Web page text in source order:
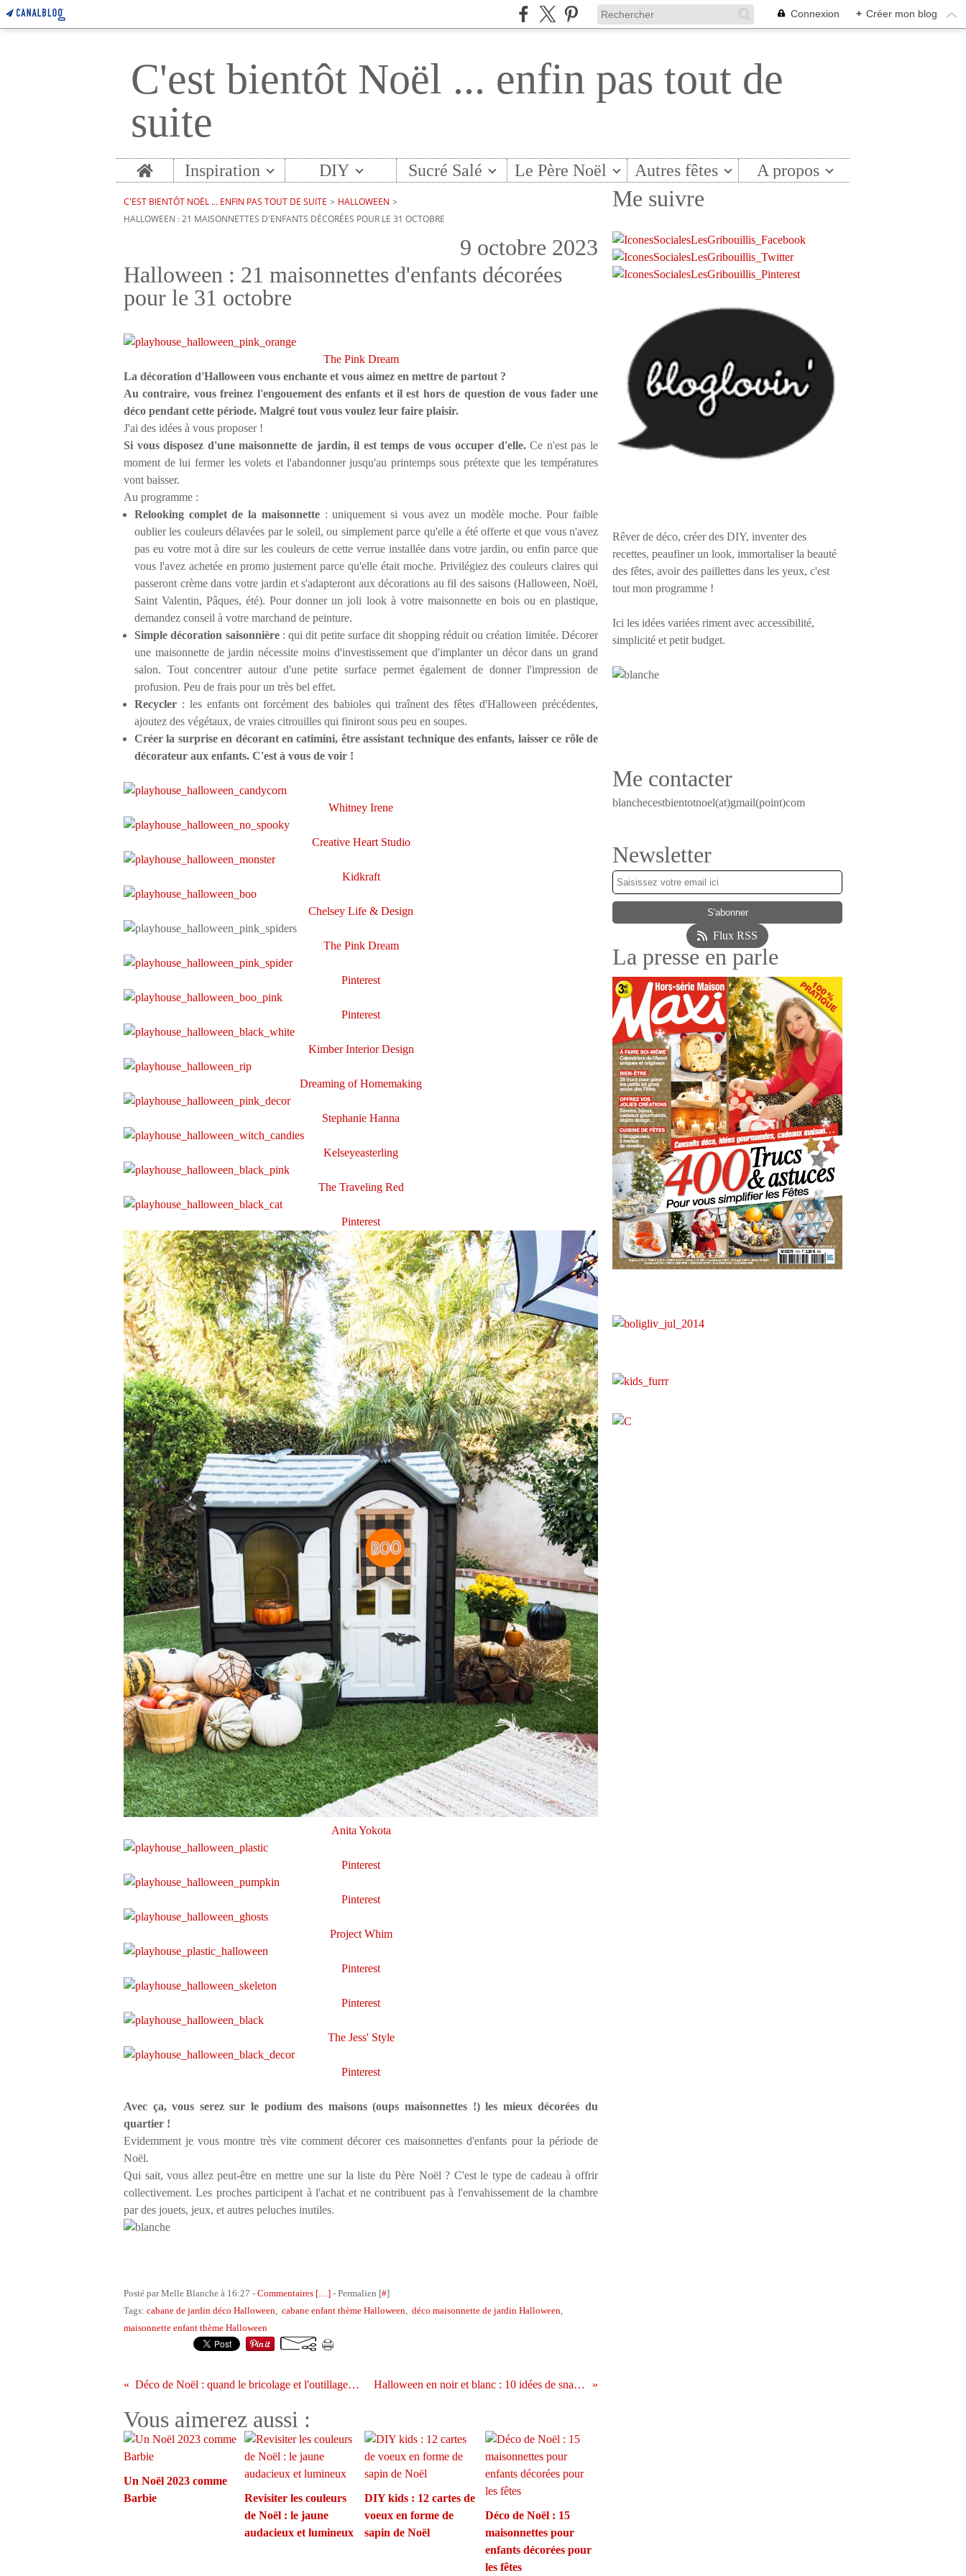
Connexion + Créer mon blog
C'est bientôt Noël ... enfin pas tout de
suite
Home Inspiration DIY Sucré Salé Le Père Noël Autres fêtes A propos
C'EST BIENTÔT NOËL ... ENFIN PAS TOUT DE SUITE > HALLOWEEN >
HALLOWEEN : 21 MAISONNETTES D'ENFANTS DÉCORÉES POUR LE 31 OCTOBRE
9 octobre 2023
Halloween : 21 maisonnettes d'enfants décorées
pour le 31 octobre
The Pink Dream
La décoration d'Halloween vous enchante et vous aimez en mettre de partout ?
Au contraire, vous freinez l'engouement des enfants et il est hors de question de vous fader une
déco pendant cette période. Malgré tout vous voulez leur faire plaisir.
J'ai des idées à vous proposer !
Si vous disposez d'une maisonnette de jardin, il est temps de vous occuper d'elle.Ce n'est pas le
moment de lui fermer les volets et l'abandonner jusqu'au printemps sous prétexte que les températures
vont baisser.
Au programme :
Relooking complet de la maisonnette: uniquement si vous avez un modèle moche. Pour faible
oublier les couleurs délavées par le soleil, ou simplement parce qu'elle a été offerte et que vous n'avez
pas eu votre mot à dire sur les couleurs de cette verrue installée dans votre jardin, ou enfin parce que
vous l'avez achetée en promo justement parce qu'elle était moche. Privilégiez des couleurs claires qui
passeront crème dans votre jardin et s'adapteront aux décorations au fil des saisons (Halloween, Noël,
Saint Valentin, Pâques, été). Pour donner un joli look à votre maisonnette en bois ou en plastique,
demandez conseil à votre marchand de peinture.
Simple décoration saisonnière: qui dit petite surface dit shopping réduit ou création limitée. Décorer
une maisonnette de jardin nécessite moins d'investissement que d'implanter un décor dans un grand
salon. Tout concentrer autour d'une petite surface permet également de donner l'impression de
profusion. Peu de frais pour un très bel effet.
Recycler : les enfants ont forcément des babioles qui traînent des fêtes d'Halloween précédentes,
ajoutez des végétaux, de vraies citrouilles qui finiront sous peu en soupes.
Créer la surprise en décorant en catimini, être assistant technique des enfants, laisser ce rôle de
décorateur aux enfants. C'est à vous de voir !
Whitney Irene
Creative Heart Studio
Kidkraft
Chelsey Life & Design
The Pink Dream
Pinterest
Pinterest
Kimber Interior Design
Dreaming of Homemaking
Stephanie Hanna
Kelseyeasterling
The Traveling Red
Pinterest
Anita Yokota
Pinterest
Pinterest
Project Whim
Pinterest
Pinterest
The Jess' Style
Pinterest
Avec ça, vous serez sur le podium des maisons (oups maisonnettes !) les mieux décorées du
quartier !
Evidemment je vous montre très vite comment décorer ces maisonnettes d'enfants pour la période de
Noël.
Qui sait, vous allez peut-être en mettre une sur la liste du Père Noël ? C'est le type de cadeau à offrir
collectivement. Les proches participent à l'achat et ne contribuent pas à l'envahissement de la chambre
par des jouets, jeux, et autres peluches inutiles.
Posté par Melle Blanche à 16:27 - Commentaires [ ] - Permalien [#]
Tags: cabane de jardin déco Halloween cabane enfant thème Halloween déco maisonnette de jardin Halloween
maisonnette enfant thème Halloween
Déco de Noël : quand le bricolage et l'outillage s'invitent sur le sapin Halloween en noir et blanc : 10 idées de snacking sucrés et salés
Vous aimerez aussi :
Un Noël 2023 comme
Barbie
Revisiter les couleurs
de Noël : le jaune
audacieux et lumineux
DIY kids : 12 cartes de
voeux en forme de
sapin de Noël
Déco de Noël : 15
maisonnettes pour
enfants décorées pour
les fêtes
Me suivre
Rêver de déco, créer des DIY, inventer des
recettes, peaufiner un look, immortaliser la beauté
des fêtes, avoir des paillettes dans les yeux, c'est
tout mon programme !
Ici les idées variées riment avec accessibilité,
simplicité et petit budget.
Me contacter
blanchecestbientotnoel(at)gmail(point)com
Newsletter
Flux RSS
La presse en parle